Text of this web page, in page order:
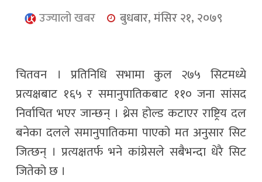
प्रबासउज्यालो खबर बुधबार, मंसिर २१, २०७९
चितवन । प्रतिनिधि सभामा कुल २७५ सिटमध्ये
प्रत्यक्षबाट १६५ र समानुपातिकबाट ११० जना सांसद
निर्वाचित भएर जान्छन् । थ्रेस होल्ड कटाएर राष्ट्रिय दल
बनेका दलले समानुपातिकमा पाएको मत अनुसार सिट
जित्छन् । प्रत्यक्षतर्फ भने कांग्रेसले सबैभन्दा धेरै सिट
जितेको छ ।